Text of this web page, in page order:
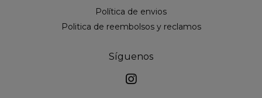
Política de envios
Politica de reembolsos y reclamos
Síguenos